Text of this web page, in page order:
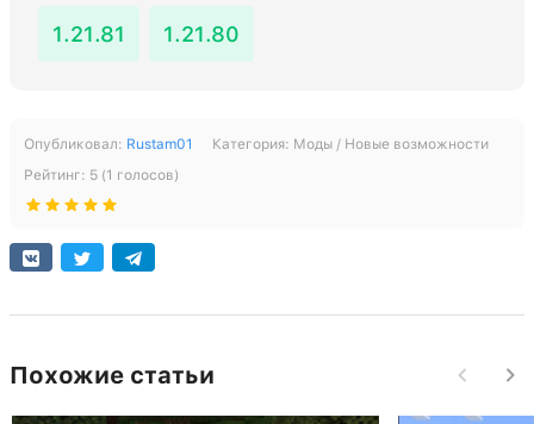
1.21.81 1.21.80
Опубликовал: Rustam01 Категория: Моды / Новые возможности
Рейтинг: 5 (1 голосов)
Похожие статьи